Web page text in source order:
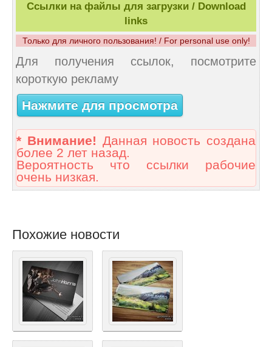
Ссылки на файлы для загрузки / Download
links
Только для личного пользования! / For personal use only!
Для получения ссылок, посмотрите
короткую рекламу
Нажмите для просмотра
* Внимание! Данная новость создана
более 2 лет назад.
Вероятность что ссылки рабочие
очень низкая.
Похожие новости